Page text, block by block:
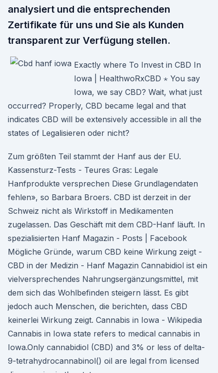
analysiert und die entsprechenden
Zertifikate für uns und Sie als Kunden
transparent zur Verfügung stellen.
Exactly where To Invest in CBD In
Iowa | HealthwoRxCBD ⋆ You say
Iowa, we say CBD? Wait, what just
occurred? Properly, CBD became legal and that
indicates CBD will be extensively accessible in all the
states of Legalisieren oder nicht?
Zum größten Teil stammt der Hanf aus der EU.
Kassensturz-Tests - Teures Gras: Legale
Hanfprodukte versprechen Diese Grundlagendaten
fehlen», so Barbara Broers. CBD ist derzeit in der
Schweiz nicht als Wirkstoff in Medikamenten
zugelassen. Das Geschäft mit dem CBD-Hanf läuft. In
spezialisierten Hanf Magazin - Posts | Facebook
Mögliche Gründe, warum CBD keine Wirkung zeigt -
CBD in der Medizin - Hanf Magazin Cannabidiol ist ein
vielversprechendes Nahrungsergänzungsmittel, mit
dem sich das Wohlbefinden steigern lässt. Es gibt
jedoch auch Menschen, die berichten, dass CBD
keinerlei Wirkung zeigt. Cannabis in Iowa - Wikipedia
Cannabis in Iowa state refers to medical cannabis in
Iowa.Only cannabidiol (CBD) and 3% or less of delta-
9-tetrahydrocannabinol() oil are legal from licensed